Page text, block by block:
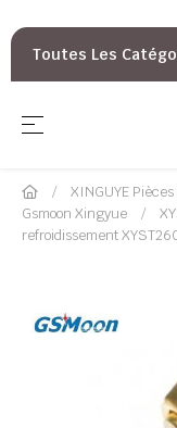
Toutes Les
Basculer la
☰
XINGUYE
Gsmoon Xingyue
refroidissement